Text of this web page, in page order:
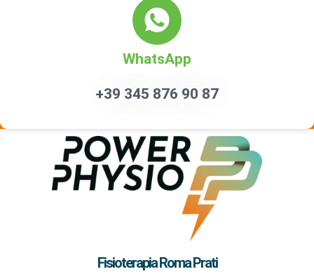
WhatsApp
+39 345 876 90 87
Fisioterapia Roma Prati